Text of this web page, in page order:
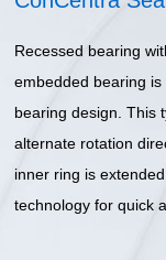
Recessed bearing
embedded bearing
bearing design. This
alternate rotation
inner ring is
technology for quick